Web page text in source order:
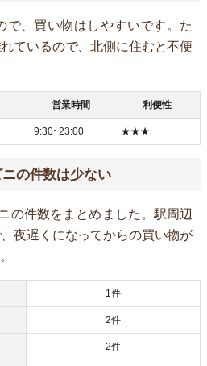
で、買い物はしやすいです。た
ているので、北側に住むと不便
営業時間 利便性
9:30~23:00 ★★★
の件数は少ない
の件数をまとめました。駅周辺
夜遅くになってからの買い物が
1件
2件
2件